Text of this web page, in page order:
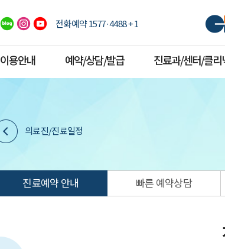
전화예약 1577·4488 + 1
이용안내 예약/상담/발급 진료과/센터/클리
의료진/진료일정
진료예약 안내 빠른 예약상담